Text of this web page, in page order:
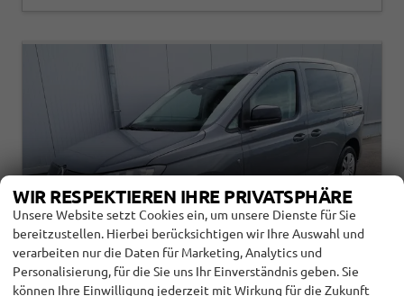
WIR RESPEKTIEREN IHRE PRIVATSPHÄRE
Unsere Website setzt Cookies ein, um unsere Dienste für Sie
bereitzustellen. Hierbei berücksichtigen wir Ihre Auswahl und
verarbeiten nur die Daten für Marketing, Analytics und
Personalisierung, für die Sie uns Ihr Einverständnis geben. Sie
können Ihre Einwilligung jederzeit mit Wirkung für die Zukunft